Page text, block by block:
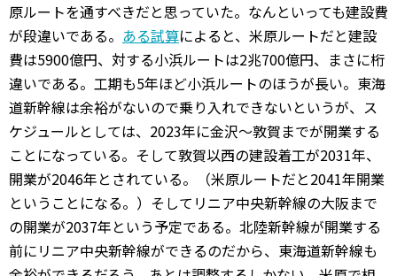
原ルートを通すべきだと思っていた。なんといっても建設費
が段違いである。 ある試算によると、米原ルートだと建設
費は5900億円、対する小浜ルートは2兆700億円、まさに桁
違いである。工期も5年ほど小浜ルートのほうが長い。東海
道新幹線は余裕がないので乗り入れできないというが、ス
ケジュールとしては、2023年に金沢～敦賀までが開業する
ことになっている。そして敦賀以西の建設着工が2031年、
開業が2046年とされている。（米原ルートだと2041年開業
ということになる。）そしてリニア中央新幹線の大阪まで
の開業が2037年という予定である。北陸新幹線が開業する
前にリニア中央新幹線ができるのだから、東海道新幹線も